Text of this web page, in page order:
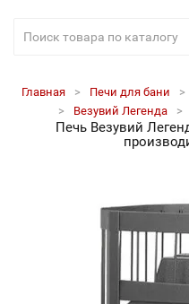
Главная Печи для бани
Везувий Легенда
Печь Везувий